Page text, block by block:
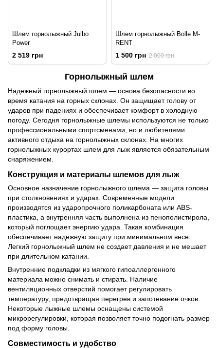
Шлем горнолыжный Julbo
Power
2 519 грн
Шлем горнолыжный Bolle M-
RENT
1 500 грн 2 000 грн
Горнолыжный шлем
Надежный горнолыжный шлем — основа безопасности во
время катания на горных склонах. Он защищает голову от
ударов при падениях и обеспечивает комфорт в холодную
погоду. Сегодня горнолыжные шлемы используются не только
профессиональными спортсменами, но и любителями
активного отдыха на горнолыжных склонах. На многих
горнолыжных курортах шлем для лыж является обязательным
снаряжением.
Конструкция и материалы шлемов для лыж
Основное назначение горнолыжного шлема — защита головы
при столкновениях и ударах. Современные модели
производятся из ударопрочного поликарбоната или ABS-
пластика, а внутренняя часть выполнена из пенополистирола,
который поглощает энергию удара. Такая комбинация
обеспечивает надежную защиту при минимальном весе.
Легкий горнолыжный шлем не создает давления и не мешает
при длительном катании.
Внутренние подкладки из мягкого гипоаллергенного
материала можно снимать и стирать. Наличие
вентиляционных отверстий помогает регулировать
температуру, предотвращая перегрев и запотевание очков.
Некоторые лыжные шлемы оснащены системой
микрорегулировки, которая позволяет точно подогнать размер
под форму головы.
Совместимость и удобство